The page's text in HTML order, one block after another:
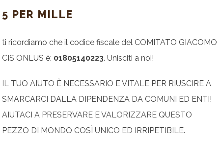
5 PER MILLE
ti ricordiamo che il codice fiscale del COMITATO GIACOMO
CIS ONLUS è: 01805140223. Unisciti a noi!
IL TUO AIUTO È NECESSARIO E VITALE PER RIUSCIRE A
SMARCARCI DALLA DIPENDENZA DA COMUNI ED ENTI!
AIUTACI A PRESERVARE E VALORIZZARE QUESTO
PEZZO DI MONDO COSÌ UNICO ED IRRIPETIBILE.